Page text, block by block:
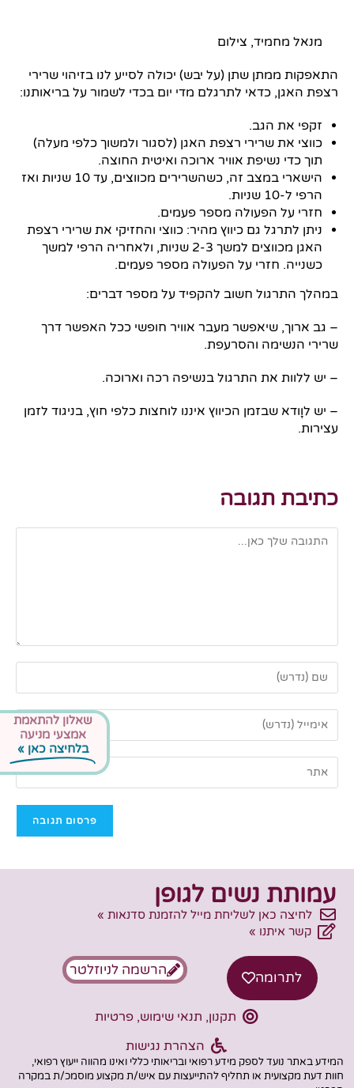
מנאל מחמיד, צילום
התאפקות ממתן שתן (על יבש) יכולה לסייע לנו בזיהוי שרירי
רצפת האגן, כדאי לתרגלם מדי יום בכדי לשמור על בריאותנו:
זקפי את הגב.
כווצי את שרירי רצפת האגן (לסגור ולמשוך כלפי מעלה)
תוך כדי נשיפת אוויר ארוכה ואיטית החוצה.
הישארי במצב זה, כשהשרירים מכווצים, עד 10 שניות ואז
הרפי ל-10 שניות.
חזרי על הפעולה מספר פעמים.
ניתן לתרגל גם כיווץ מהיר: כווצי והחזיקי את שרירי רצפת
האגן מכווצים למשך 2-3 שניות, ולאחריה הרפי למשך
כשנייה. חזרי על הפעולה מספר פעמים.
במהלך התרגול חשוב להקפיד על מספר דברים:
– גב ארוך, שיאפשר מעבר אוויר חופשי ככל האפשר דרך
שרירי הנשימה והסרעפת.
– יש ללוות את התרגול בנשיפה רכה וארוכה.
– יש לוָודא שבזמן הכיווץ איננו לוחצות כלפי חוץ, בניגוד לזמן
עצירות.
כתיבת תגובה
עמותת נשים לגופן
לחיצה כאן לשליחת מייל להזמנת סדנאות »
קשר איתנו »
לתרומה הרשמה לניוזלטר
תקנון, תנאי שימוש, פרטיות
הצהרת נגישות
המידע באתר נועד לספק מידע רפואי ובריאותי כללי ואינו מהווה ייעוץ רפואי,
חוות דעת מקצועית או תחליף להתייעצות עם איש/ת מקצוע מוסמכ/ת במקרה
שאלון להתאמת
אמצעי מניעה
בלחיצה כאן »